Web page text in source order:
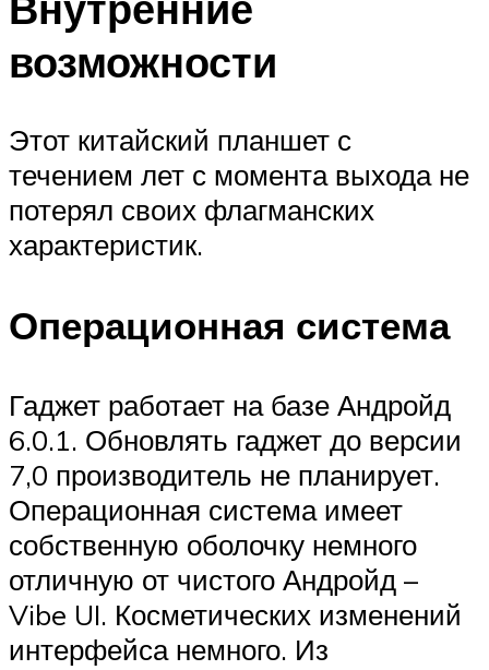
возможности
Этот китайский планшет с
течением лет с момента выхода не
потерял своих флагманских
характеристик.
Операционная система
Гаджет работает на базе Андройд
6.0.1. Обновлять гаджет до версии
7,0 производитель не планирует.
Операционная система имеет
собственную оболочку немного
отличную от чистого Андройд –
Vibe UI. Косметических изменений
интерфейса немного. Из